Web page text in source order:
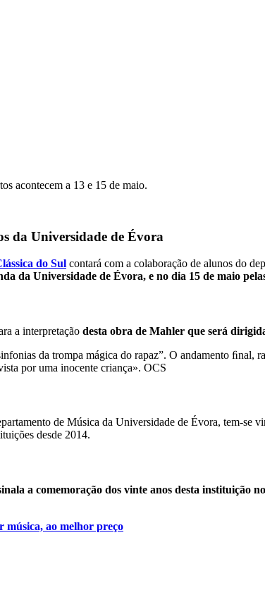
acontecem a 13 e 15 de maio.
da Universidade de Évora
do Sul contará com a colaboração de alunos do
da Universidade de Évora, e no dia 15 de maio
a interpretação desta obra de Mahler que será
da trompa mágica do rapaz”. O andamento ﬁnal,
por uma inocente criança». OCS
de Música da Universidade de Évora, tem-se
desde 2014.
a comemoração dos vinte anos desta instituição
música, ao melhor preço